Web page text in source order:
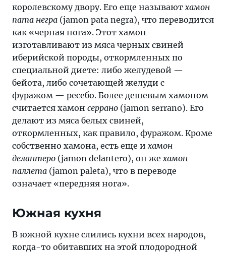
королевскому двору. Его еще называют хамон
пата негра (jamon pata negra), что переводится
как «черная нога». Этот хамон
изготавливают из мяса черных свиней
иберийской породы, откормленных по
специальной диете: либо желудевой —
бейота, либо сочетающей желуди с
фуражом — ресебо. Более дешевым хамоном
считается хамон серрано (jamon serrano). Его
делают из мяса белых свиней,
откормленных, как правило, фуражом. Кроме
собственно хамона, есть еще и хамон
делантеро (jamon delantero), он же хамон
паллета (jamon paleta), что в переводе
означает «передняя нога».
Южная кухня
В южной кухне слились кухни всех народов,
когда-то обитавших на этой плодородной